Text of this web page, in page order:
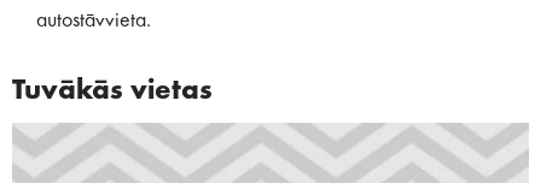
autostāvvieta.
Tuvākās vietas